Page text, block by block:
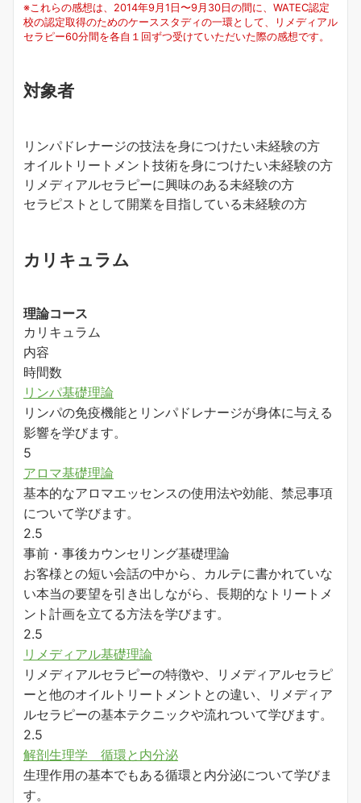
※これらの感想は、2014年9月1日〜9月30日の間に、WATEC認定
校の認定取得のためのケーススタディの一環として、リメディアル
セラピー60分間を各自１回ずつ受けていただいた際の感想です。
対象者
リンパドレナージの技法を身につけたい未経験の方
オイルトリートメント技術を身につけたい未経験の方
リメディアルセラピーに興味のある未経験の方
セラピストとして開業を目指している未経験の方
カリキュラム
理論コース
カリキュラム
内容
時間数
リンパ基礎理論
リンパの免疫機能とリンパドレナージが身体に与える
影響を学びます。
5
アロマ基礎理論
基本的なアロマエッセンスの使用法や効能、禁忌事項
について学びます。
2.5
事前・事後カウンセリング基礎理論
お客様との短い会話の中から、カルテに書かれていな
い本当の要望を引き出しながら、長期的なトリートメ
ント計画を立てる方法を学びます。
2.5
リメディアル基礎理論
リメディアルセラピーの特徴や、リメディアルセラピ
ーと他のオイルトリートメントとの違い、リメディア
ルセラピーの基本テクニックや流れついて学びます。
2.5
解剖生理学 循環と内分泌
生理作用の基本でもある循環と内分泌について学びま
す。